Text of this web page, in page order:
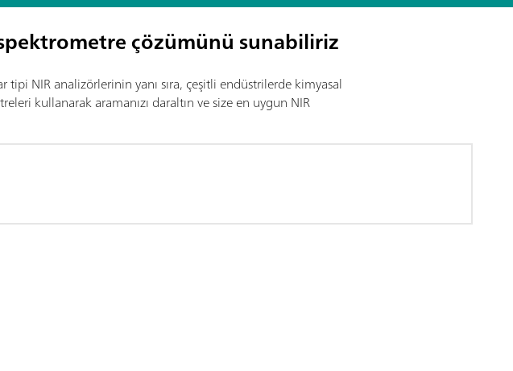
çözümünü sunabiliriz
NIR analizörlerinin yanı sıra, çeşitli endüstrilerde kimyasal
kullanarak aramanızı daraltın ve size en uygun NIR